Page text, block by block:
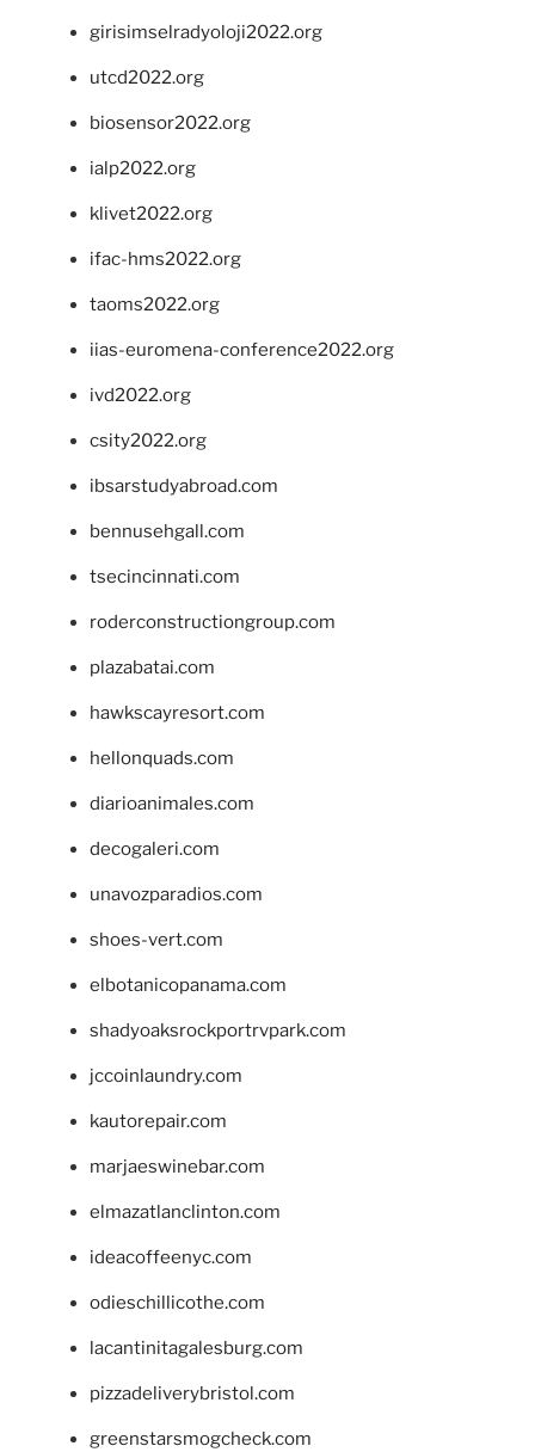
girisimselradyoloji2022.org
utcd2022.org
biosensor2022.org
ialp2022.org
klivet2022.org
ifac-hms2022.org
taoms2022.org
iias-euromena-conference2022.org
ivd2022.org
csity2022.org
ibsarstudyabroad.com
bennusehgall.com
tsecincinnati.com
roderconstructiongroup.com
plazabatai.com
hawkscayresort.com
hellonquads.com
diarioanimales.com
decogaleri.com
unavozparadios.com
shoes-vert.com
elbotanicopanama.com
shadyoaksrockportrvpark.com
jccoinlaundry.com
kautorepair.com
marjaeswinebar.com
elmazatlanclinton.com
ideacoffeenyc.com
odieschillicothe.com
lacantinitagalesburg.com
pizzadeliverybristol.com
greenstarsmogcheck.com